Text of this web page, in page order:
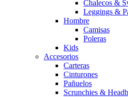
Chalecos &
Leggings &
Hombre
Camisas
Poleras
Kids
Accesorios
Carteras
Cinturones
Pañuelos
Scrunchies &